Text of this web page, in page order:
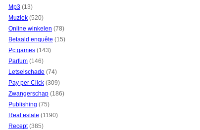
Mp3 (13)
Muziek (520)
Online winkelen (78)
Betaald enquête (15)
Pc games (143)
Parfum (146)
Letselschade (74)
Pay per Click (309)
Zwangerschap (186)
Publishing (75)
Real estate (1190)
Recept(385)